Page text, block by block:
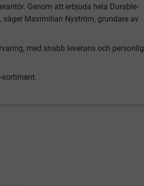
Genom att erbjuda hela Durable-
Maximilian Nyström, grundare av
med snabb leverans och personlig
sortiment.